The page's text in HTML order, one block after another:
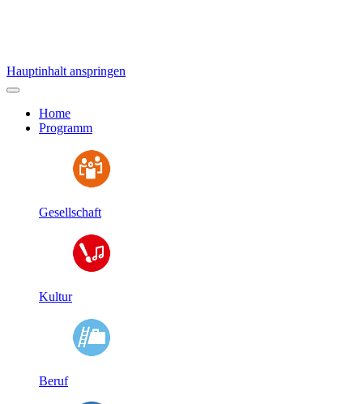
Hauptinhalt anspringen
Home
Programm
Gesellschaft
Kultur
Beruf